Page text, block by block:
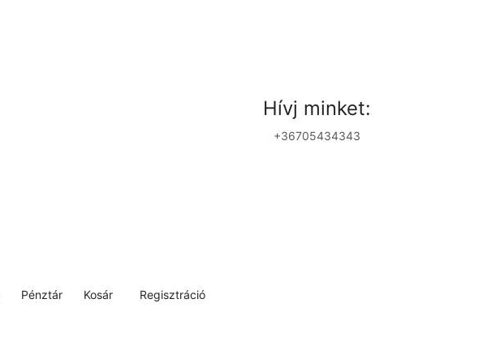
Hívj minket:
+36705434343
Pénztár Kosár Regisztráció